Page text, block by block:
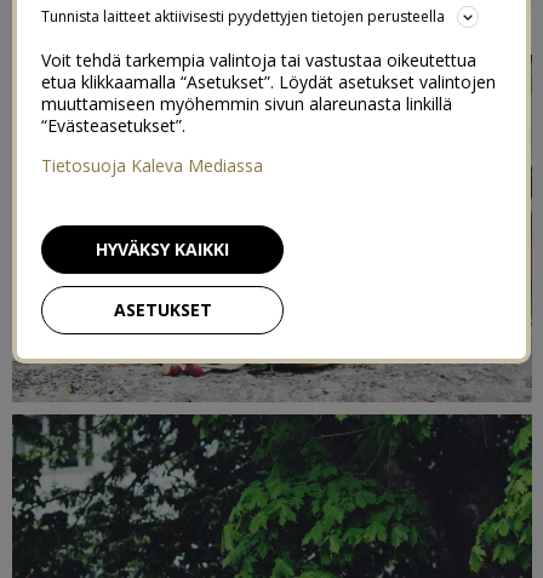
7/06/2017
Tunnista laitteet aktiivisesti pyydettyjen tietojen perusteella
Voit tehdä tarkempia valintoja tai vastustaa oikeutettua
etua klikkaamalla “Asetukset”. Löydät asetukset valintojen
muuttamiseen myöhemmin sivun alareunasta linkillä
“Evästeasetukset”.
Tietosuoja Kaleva Mediassa
ASETUKSET
HYVÄKSY KAIKKI